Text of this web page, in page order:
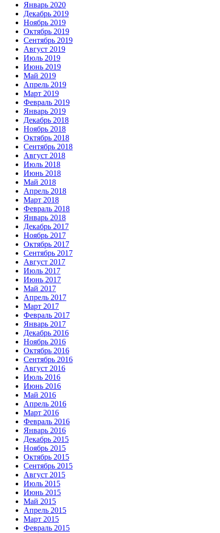
Январь 2020
Декабрь 2019
Ноябрь 2019
Октябрь 2019
Сентябрь 2019
Август 2019
Июль 2019
Июнь 2019
Май 2019
Апрель 2019
Март 2019
Февраль 2019
Январь 2019
Декабрь 2018
Ноябрь 2018
Октябрь 2018
Сентябрь 2018
Август 2018
Июль 2018
Июнь 2018
Май 2018
Апрель 2018
Март 2018
Февраль 2018
Январь 2018
Декабрь 2017
Ноябрь 2017
Октябрь 2017
Сентябрь 2017
Август 2017
Июль 2017
Июнь 2017
Май 2017
Апрель 2017
Март 2017
Февраль 2017
Январь 2017
Декабрь 2016
Ноябрь 2016
Октябрь 2016
Сентябрь 2016
Август 2016
Июль 2016
Июнь 2016
Май 2016
Апрель 2016
Март 2016
Февраль 2016
Январь 2016
Декабрь 2015
Ноябрь 2015
Октябрь 2015
Сентябрь 2015
Август 2015
Июль 2015
Июнь 2015
Май 2015
Апрель 2015
Март 2015
Февраль 2015